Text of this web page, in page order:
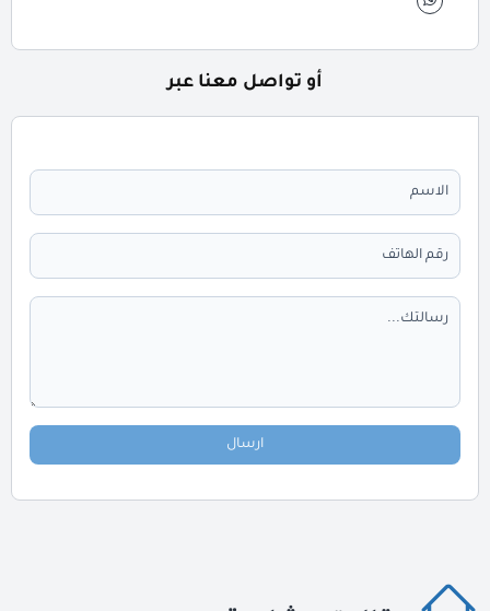
أو تواصل معنا عبر
ارسال